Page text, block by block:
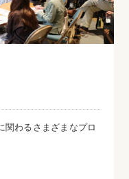
関わるさまざまなプロ